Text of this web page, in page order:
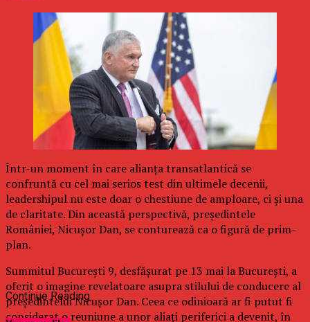
Într-un moment în care alianța transatlantică se
confruntă cu cel mai serios test din ultimele decenii,
leadershipul nu este doar o chestiune de amploare, ci și una
de claritate. Din această perspectivă, președintele
României, Nicușor Dan, se conturează ca o figură de prim-
plan.
Summitul București 9, desfășurat pe 13 mai la București, a
oferit o imagine revelatoare asupra stilului de conducere al
președintelui Nicușor Dan. Ceea ce odinioară ar fi putut fi
considerat o reuniune a unor aliați periferici a devenit, în
Continue Reading